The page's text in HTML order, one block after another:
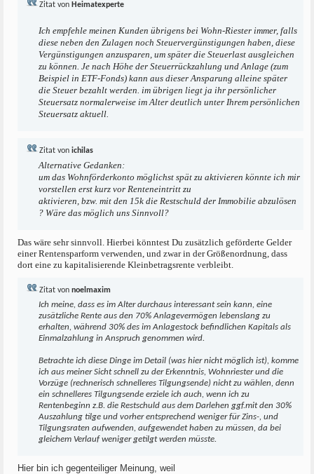
Zitat von Heimatexperte
Ich empfehle meinen Kunden übrigens bei Wohn-Riester immer, falls
diese neben den Zulagen noch Steuervergünstigungen haben, diese
Vergünstigungen anzusparen, um später die Steuerlast ausgleichen
zu können. Je nach Höhe der Steuerrückzahlung und Anlage (zum
Beispiel in ETF-Fonds) kann aus dieser Ansparung alleine später
die Steuer bezahlt werden. im übrigen liegt ja ihr persönlicher
Steuersatz normalerweise im Alter deutlich unter Ihrem persönlichen
Steuersatz aktuell.
Zitat von ichilas
Alternative Gedanken:
um das Wohnförderkonto möglichst spät zu aktivieren könnte ich mir
vorstellen erst kurz vor Renteneintritt zu
aktivieren, bzw. mit den 15k die Restschuld der Immobilie abzulösen
? Wäre das möglich uns Sinnvoll?
Das wäre sehr sinnvoll. Hierbei könntest Du zusätzlich geförderte Gelder
einer Rentensparform verwenden, und zwar in der Größenordnung, dass
dort eine zu kapitalisierende Kleinbetragsrente verbleibt.
Zitat von noelmaxim
Ich meine, dass es im Alter durchaus interessant sein kann, eine
zusätzliche Rente aus den 70% Anlagevermögen lebenslang zu
erhalten, während 30% des im Anlagestock befindlichen Kapitals als
Einmalzahlung in Anspruch genommen wird.
Betrachte ich diese Dinge im Detail (was hier nicht möglich ist), komme
ich aus meiner Sicht schnell zu der Erkenntnis, Wohnriester und die
Vorzüge (rechnerisch schnelleres Tilgungsende) nicht zu wählen, denn
ein schnelleres Tilgungsende erziele ich auch, wenn ich zu
Rentenbeginn z.B. die Restschuld aus dem Darlehen ggf.mit den 30%
Auszahlung tilge und vorher entsprechend weniger für Zins-, und
Tilgungsraten aufwenden, aufgewendet haben zu müssen, da bei
gleichem Verlauf weniger getilgt werden müsste.
Hier bin ich gegenteiliger Meinung, weil